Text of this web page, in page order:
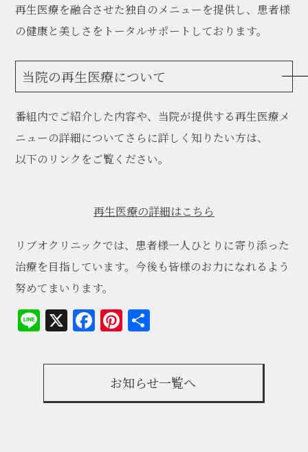
LINEお問い合わせ
再生医療を融合させた独自のメニューを提供し、患者様
の健康と美しさをトータルサポートしております。
当院の再生医療について
番組内でご紹介した内容や、当院が提供する再生医療メ
ニューの詳細についてさらに詳しく知りたい方は、
以下のリンクをご覧ください。
再生医療の詳細はこちら
リブオクリニックでは、患者様一人ひとりに寄り添った
治療を目指しています。今後も皆様のお力になれるよう
努めてまいります。
Line
X Facebook
Pinterest
お知らせ一覧へ